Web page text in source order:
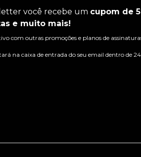
você recebe um cupom de
e muito mais!
com outras promoções e planos de
na caixa de entrada do seu email dentro de 24